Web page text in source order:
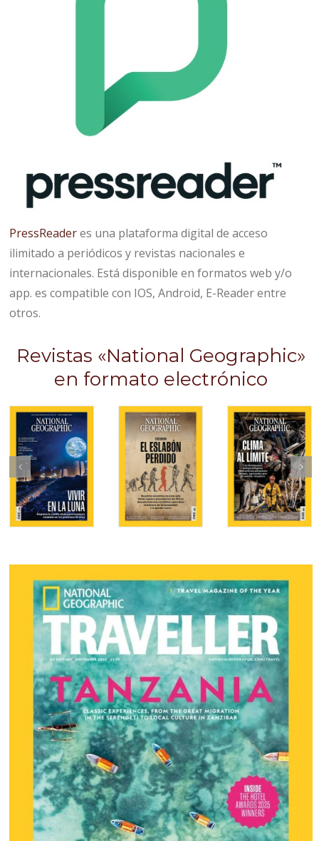
PressReaderes una plataforma digital de acceso
ilimitado a periódicos y revistas nacionales e
internacionales. Está disponible en formatos web y/o
app. es compatible con IOS, Android, E-Reader entre
otros.
Revistas «National Geographic»
en formato electrónico